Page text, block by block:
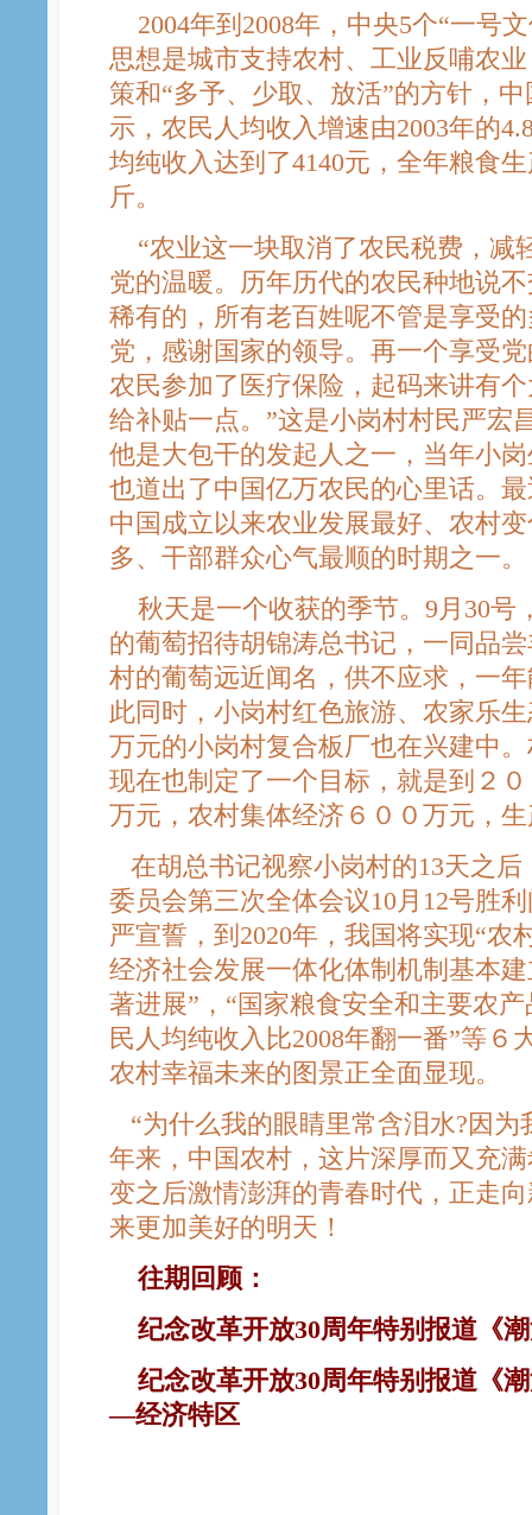
2004年到2008年，中央5个“一号
思想是城市支持农村、工业反哺农
策和“多予、少取、放活”的方针，
示，农民人均收入增速由2003年的
均纯收入达到了4140元，全年粮食
斤。
“农业这一块取消了农民税费，减
党的温暖。历年历代的农民种地说
稀有的，所有老百姓呢不管是享受
党，感谢国家的领导。再一个享受
农民参加了医疗保险，起码来讲有
给补贴一点。”这是小岗村村民严宏
他是大包干的发起人之一，当年小
也道出了中国亿万农民的心里话。
中国成立以来农业发展最好、农村
多、干部群众心气最顺的时期之一。
秋天是一个收获的季节。9月30号
的葡萄招待胡锦涛总书记，一同品
村的葡萄远近闻名，供不应求，一
此同时，小岗村红色旅游、农家乐
万元的小岗村复合板厂也在兴建中
现在也制定了一个目标，就是到２
万元，农村集体经济６００万元，
在胡总书记视察小岗村的13天之
委员会第三次全体会议10月12号胜
严宣誓，到2020年，我国将实现“农
经济社会发展一体化体制机制基本
著进展”，“国家粮食安全和主要农
民人均纯收入比2008年翻一番”等６
农村幸福未来的图景正全面显现。
“为什么我的眼睛里常含泪水?因为
年来，中国农村，这片深厚而又充
变之后激情澎湃的青春时代，正走
来更加美好的明天！
往期回顾：
纪念改革开放30周年特别报道《
纪念改革开放30周年特别报道《
—经济特区